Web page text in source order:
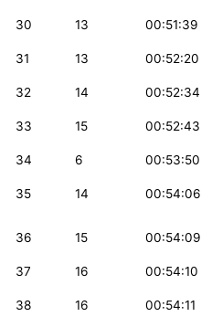
30 13 00:51:39
31 13 00:52:20
32 14 00:52:34
33 15 00:52:43
34 6 00:53:50
35 14 00:54:06
36 15 00:54:09
37 16 00:54:10
38 16 00:54:11